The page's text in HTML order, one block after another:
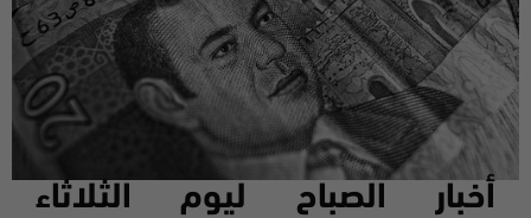
أخبار الصباح ليوم الثلاثاء